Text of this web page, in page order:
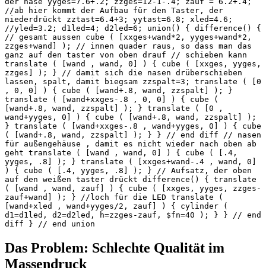
//ab hier kommt der Aufbau für den Taster, der
niederdrückt zztast=6.4+3; yytast=6.8; xled=4.6;
//yled=3.2; d1led=4; d2led=6; union() { difference() {
// gesamt aussen cube ( [xxges+wand*2, yyges+wand*2,
zzges+wand] ); // innen quader raus, so dass man das
ganz auf den taster von oben drauf // schieben kann
translate ( [wand , wand, 0] ) { cube ( [xxges, yyges,
zzges] ); } // damit sich die nasen drüberschieben
lassen, spalt, damit biegsam zzspalt=3; translate ( [0
, 0, 0] ) { cube ( [wand+.8, wand, zzspalt] ); }
translate ( [wand+xxges-.8 , 0, 0] ) { cube (
[wand+.8, wand, zzspalt] ); } translate ( [0 ,
wand+yyges, 0] ) { cube ( [wand+.8, wand, zzspalt] );
} translate ( [wand+xxges-.8 , wand+yyges, 0] ) { cube
( [wand+.8, wand, zzspalt] ); } } // end diff // nasen
für außengehäuse , damit es nicht wieder nach oben ab
geht translate ( [wand , wand, 0] ) { cube ( [.4,
yyges, .8] ); } translate ( [xxges+wand-.4 , wand, 0]
) { cube ( [.4, yyges, .8] ); } // Aufsatz, der oben
auf den weißen taster drückt difference() { translate
( [wand , wand, zauf] ) { cube ( [xxges, yyges, zzges-
zauf+wand] ); } //loch für die LED translate (
[wand+xled , wand+yyges/2, zauf] ) { cylinder (
d1=d1led, d2=d2led, h=zzges-zauf, $fn=40 ); } } // end
diff } // end union
Das Problem: Schlechte Qualität im
Massendruck